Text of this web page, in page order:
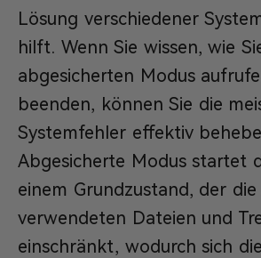
Lösung verschiedener
hilft. Wenn Sie wissen, wie
abgesicherten Modus
beenden, können Sie die
Systemfehler effektiv
Abgesicherte Modus startet
einem Grundzustand, der
verwendeten Dateien und
einschränkt, wodurch sich